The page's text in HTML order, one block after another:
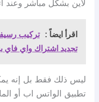
لاين بشكل مباشر وعند
اقرأ ايضاً :
تجديد اشتراك واي فاي
ليس ذلك فقط بل إنه
تطبيق الواتس اب أو